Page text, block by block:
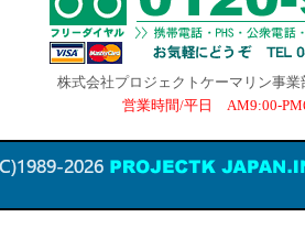
株式会社プロジェクトケーマリン事
営業時間/平日 AM9:00-